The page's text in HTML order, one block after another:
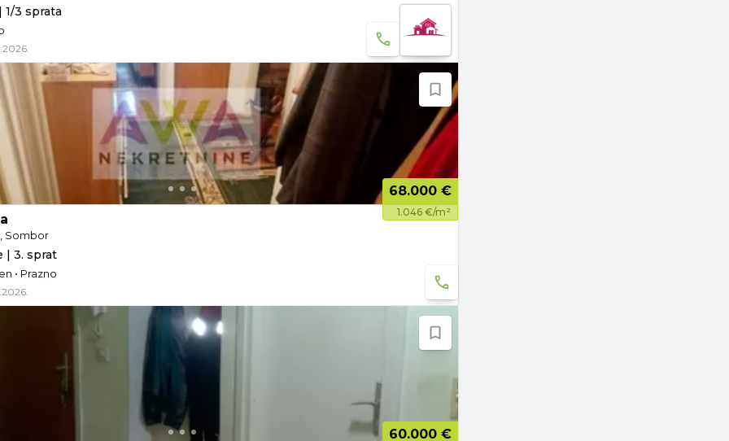
1/3 sprata
68.000 €
1.046 €/m²
Sombor
| 3. sprat
• Prazno
60.000 €